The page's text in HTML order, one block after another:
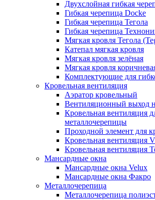
Двухслойная гибкая
Гибкая черепица Docke
Гибкая черепица Тегола
Гибкая черепица
Мягкая кровля Тегола
Катепал мягкая кровля
Мягкая кровля зелёная
Мягкая кровля
Комплектующие для
Кровельная вентиляция
Аэратор кровельный
Вентиляционный выход
Кровельная вентиляция
металлочерепицы
Проходной элемент для
Кровельная вентиляция
Кровельная вентиляция
Мансардные окна
Мансардные окна Velux
Мансардные окна Факро
Металлочерепица
Металлочерепица